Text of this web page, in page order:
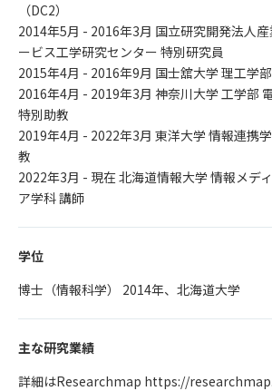
（DC2）
2014年5月 - 2016年3月 国立研究開発法人
ービス工学研究センター 特別研究員
2015年4月 - 2016年9月 国士舘大学 理工学
2016年4月 - 2019年3月 神奈川大学 工学部
特別助教
2019年4月 - 2022年3月 東洋大学 情報連携
教
2022年3月 - 現在 北海道情報大学 情報メデ
ア学科 講師
学位
博士（情報科学） 2014年、北海道大学
主な研究業績
詳細はResearchmap https://